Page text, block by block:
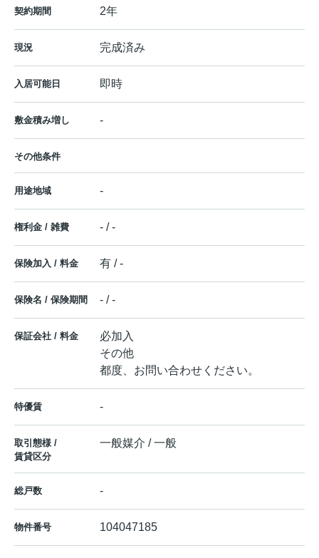
契約期間 2年
現況 完成済み
入居可能日 即時
敷金積み増し -
その他条件
用途地域 -
権利金 / 雑費 - / -
保険加入 / 料金 有 / -
保険名 / 保険期間 - / -
保証会社 / 料金
必加入
その他
都度、お問い合わせください。
特優賃 -
取引態様 /
賃貸区分
一般媒介 / 一般
総戸数 -
物件番号 104047185